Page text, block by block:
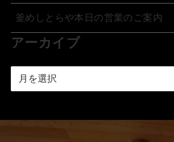
釜めしとらや本日の営業のご案内
アーカイブ